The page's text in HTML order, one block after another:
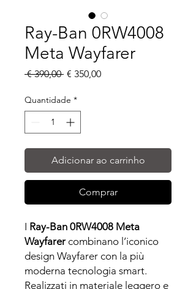
Ray-Ban 0RW4008
Meta Wayfarer
€ 390,00 Preço
€ 350,00Preço
Quantidade *
Adicionar ao carrinho
Comprar
I Ray-Ban 0RW4008 Meta
Wayfarer combinano l’iconico
design Wayfarer con la più
moderna tecnologia smart.
Realizzati in materiale leggero e